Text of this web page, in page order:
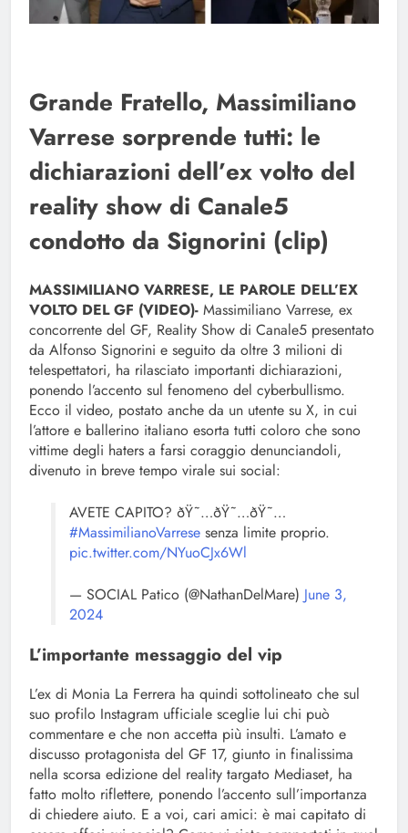
Grande Fratello, Massimiliano
Varrese sorprende tutti: le
dichiarazioni dell’ex volto del
reality show di Canale5
condotto da Signorini (clip)
MASSIMILIANO VARRESE, LE PAROLE DELL’EX
VOLTO DEL GF (VIDEO)- Massimiliano Varrese, ex
concorrente del GF, Reality Show di Canale5 presentato
da Alfonso Signorini e seguito da oltre 3 milioni di
telespettatori, ha rilasciato importanti dichiarazioni,
ponendo l’accento sul fenomeno del cyberbullismo.
Ecco il video, postato anche da un utente su X, in cui
l’attore e ballerino italiano esorta tutti coloro che sono
vittime degli haters a farsi coraggio denunciandoli,
divenuto in breve tempo virale sui social:
AVETE CAPITO? ðŸ˜…ðŸ˜…ðŸ˜…
#MassimilianoVarrese senza limite proprio.
pic.twitter.com/NYuoCJx6Wl
— SOCIAL Patico (@NathanDelMare) June 3,
2024
L’importante messaggio del vip
L’ex di Monia La Ferrera ha quindi sottolineato che sul
suo profilo Instagram ufficiale sceglie lui chi può
commentare e che non accetta più insulti. L’amato e
discusso protagonista del GF 17, giunto in finalissima
nella scorsa edizione del reality targato Mediaset, ha
fatto molto riflettere, ponendo l’accento sull’importanza
di chiedere aiuto. E a voi, cari amici: è mai capitato di